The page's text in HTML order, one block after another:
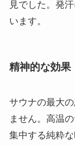
見でした。発
います。
精神的な効果
サウナの最大
ません。高温
集中する純粋